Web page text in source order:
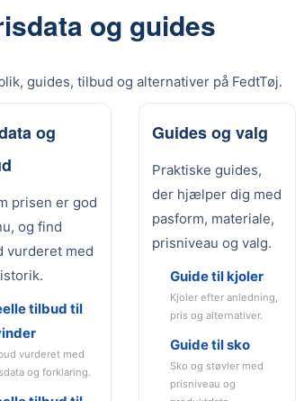
og guides
guides, tilbud og alternativer på FedtTøj.
og
prisen er god
og find
vurderet med
tilbud til
vurderet med
og forklaring.
Guides og valg
Praktiske guides,
der hjælper dig med
pasform, materiale,
prisniveau og valg.
Guide til kjoler
Kjoler efter anledning,
pris og alternativer.
Guide til sko
Sko og støvler med
prisniveau og